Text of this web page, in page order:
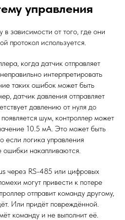
управления
зависимости от того, где они
протокол используется.
когда датчик отправляет
интерпретировать
таких ошибок может быть
датчик давления отправляет
давлению от нуля до
шум, контроллер может
10.5 мА. Это может быть
если логика управления
ошибки накапливаются.
через RS-485 или цифровых
могут привести к потере
отправит команду другому,
Или придёт повреждённой.
команду и не выполнит её.